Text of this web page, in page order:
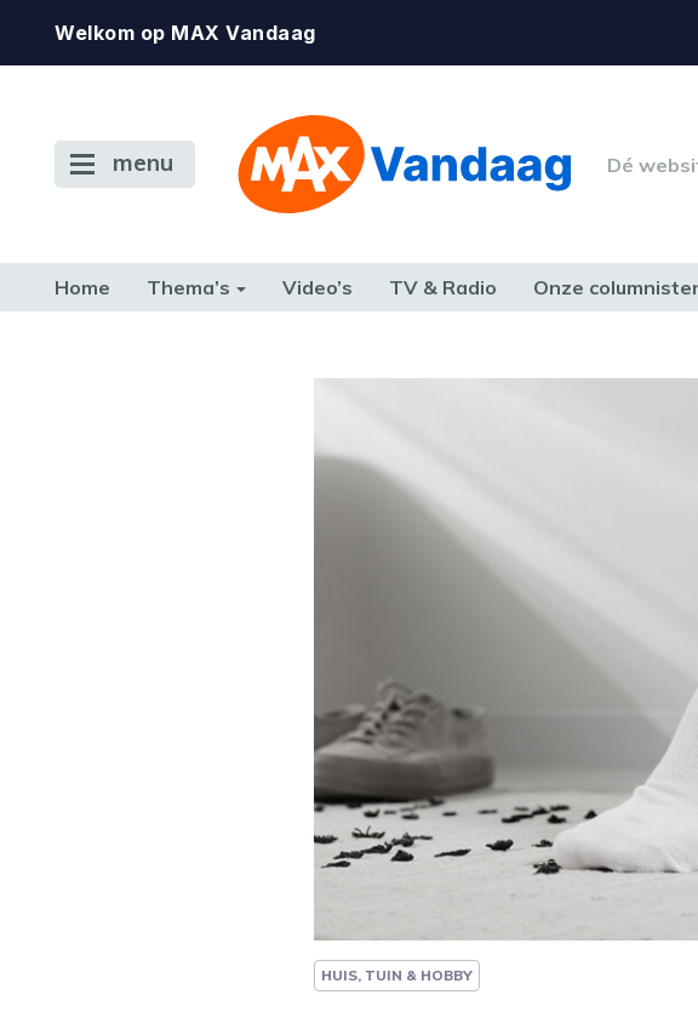
Welkom op MAX Vandaag
menu Dé
Home Thema’s Video’s TV & Radio Onze
HUIS, TUIN & HOBBY